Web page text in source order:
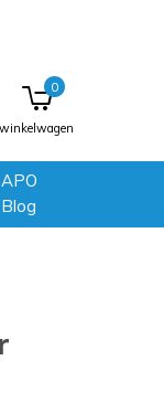
APO
Blog
winkelwagen
0